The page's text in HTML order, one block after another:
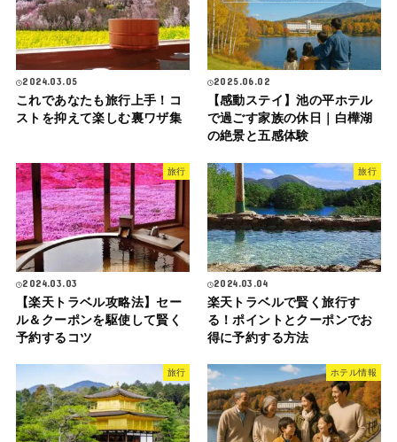
2024.03.05
これであなたも旅行上手！コ
ストを抑えて楽しむ裏ワザ集
2025.06.02
【感動ステイ】池の平ホテル
で過ごす家族の休日｜白樺湖
の絶景と五感体験
旅行
2024.03.03
【楽天トラベル攻略法】セー
ル＆クーポンを駆使して賢く
予約するコツ
旅行
2024.03.04
楽天トラベルで賢く旅行す
る！ポイントとクーポンでお
得に予約する方法
旅行 ホテル情報